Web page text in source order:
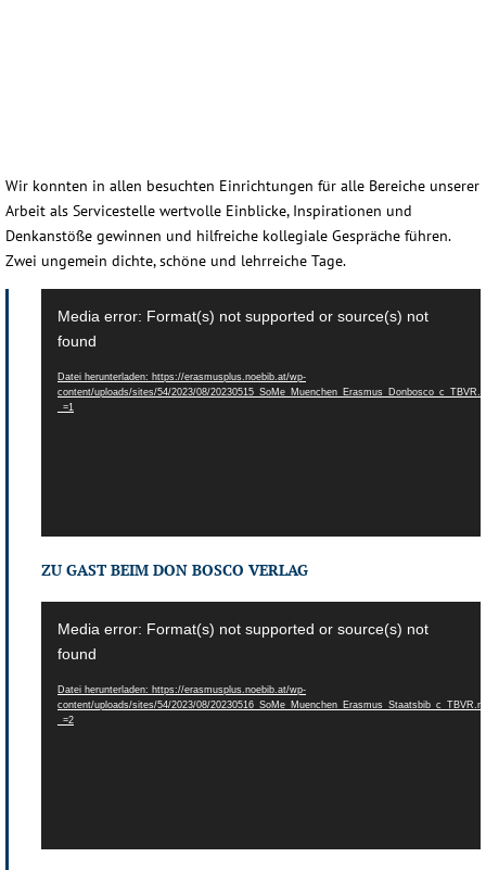
Wir konnten in allen besuchten Einrichtungen für alle Bereiche unserer
Arbeit als Servicestelle wertvolle Einblicke, Inspirationen und
Denkanstöße gewinnen und hilfreiche kollegiale Gespräche führen.
Zwei ungemein dichte, schöne und lehrreiche Tage.
Player
Media error: Format(s) not supported or source(s) not
found
Datei herunterladen: https://erasmusplus.noebib.at/wp-
content/uploads/sites/54/2023/08/
_=1
ZU GAST BEIM DON BOSCO VERLAG
Player
Media error: Format(s) not supported or source(s) not
found
Datei herunterladen: https://erasmusplus.noebib.at/wp-
content/uploads/sites/54/2023/08/
_=2